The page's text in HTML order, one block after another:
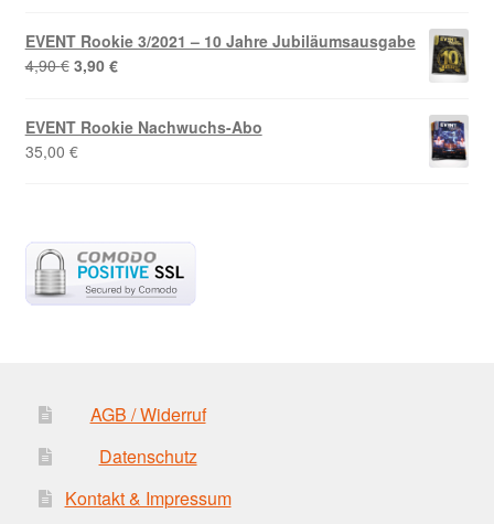
11,80 €10,00 €.
EVENT Rookie 3/2021 – 10 Jahre Jubiläumsausgabe
4,90€ Ursprünglicher
4,90 €
3,90 €Aktueller
3,90 €.
EVENT Rookie Nachwuchs-Abo
35,00 €
AGB / Widerruf
Datenschutz
Kontakt & Impressum